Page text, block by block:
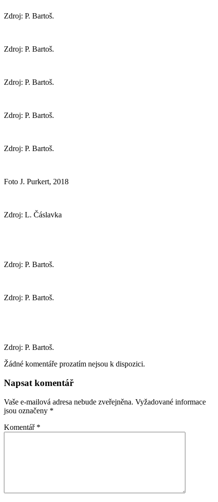
Zdroj: P. Bartoš.
Zdroj: P. Bartoš.
Zdroj: P. Bartoš.
Zdroj: P. Bartoš.
Zdroj: P. Bartoš.
Foto J. Purkert, 2018
Zdroj: L. Čáslavka
Zdroj: P. Bartoš.
Zdroj: P. Bartoš.
Zdroj: P. Bartoš.
Žádné komentáře prozatím nejsou k dispozici.
Napsat komentář
Vaše e-mailová adresa nebude zveřejněna. Vyžadované informace
jsou označeny *
Komentář *